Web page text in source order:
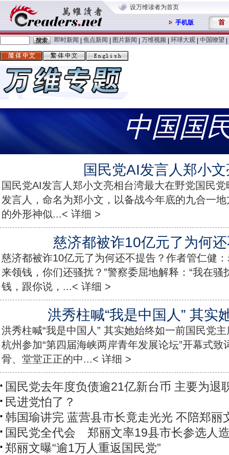
设万维读者为首页
手机版 首
即时新闻 焦点新闻 图片新闻 万维视频 环球大观 中国嘹望
中国国
国民党AI发言人郑小
国民党AI发言人郑小文亮相台湾最大在野党国民
发言人，命名为郑小文，以备战今年底的九合一
的外形神似...< 详细 >
慈济都被诈10亿元了为何
慈济都被诈10亿元了为何还不提告？作者管仁健
来领钱，你们还骚扰？”警察委屈地解释：“我在
钱，跟你说，...< 详细 >
洪秀柱喊“我是中国人” 其实
洪秀柱喊“我是中国人” 其实她始终如一前国民党
杭州参加“第四届海峡两岸青年发展论坛”开幕式致
骨、堂堂正正的中...< 详细 >
国民党去年度负债逾21亿新台币 主要为退
民进党怕了？
韩国瑜讲完 蓝营县市长竟走光光 不陪郑丽
国民党全代会 郑丽文率19县市长参选人
郑丽文曝“逾1万人重返国民党”